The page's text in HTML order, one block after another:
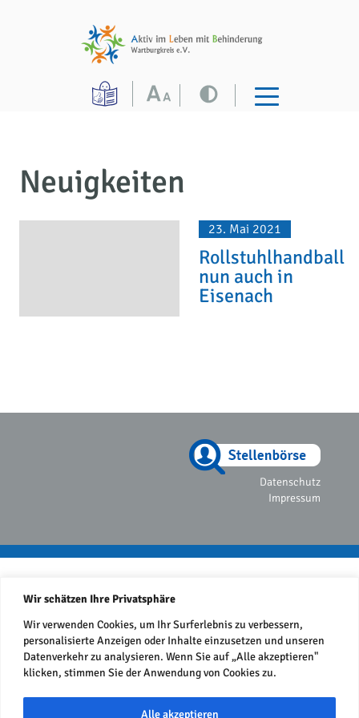
Wir schätzen Ihre Privatsphäre
Wir verwenden Cookies, um Ihr Surferlebnis zu verbessern,
personalisierte Anzeigen oder Inhalte einzusetzen und unseren
Datenverkehr zu analysieren. Wenn Sie auf „Alle akzeptieren"
klicken, stimmen Sie der Anwendung von Cookies zu.
Alle akzeptieren
Neuigkeiten
23. Mai 2021
Rollstuhlhandball
nun auch in
Eisenach
Datenschutz
Impressum